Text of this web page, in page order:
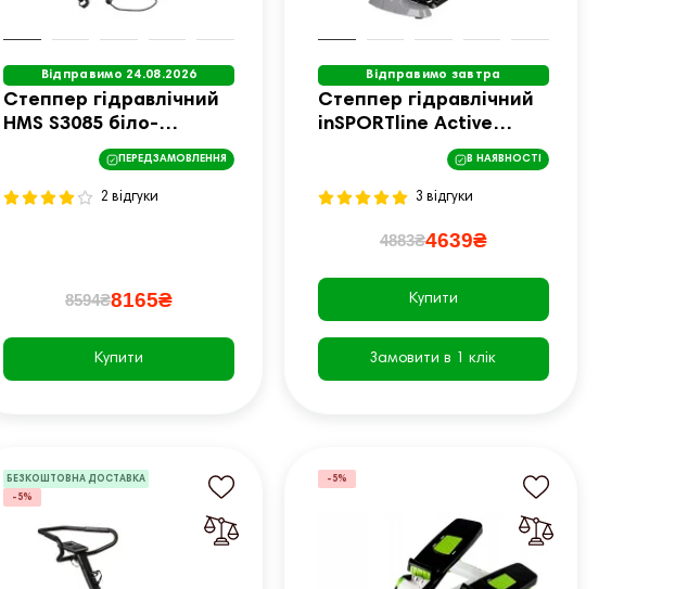
Відправимо 24.08.2026
Степпер гідравлічний
HMS S3085 біло-
ПЕРЕДЗАМОВЛЕННЯ
2 відгуки
8594₴8165₴
Купити
Відправимо завтра
Степпер гідравлічний
inSPORTline Active
В НАЯВНОСТІ
3 відгуки
4883₴4639₴
Купити
Замовити в 1 клік
БЕЗКОШТОВНА ДОСТАВКА
-5%
-5%